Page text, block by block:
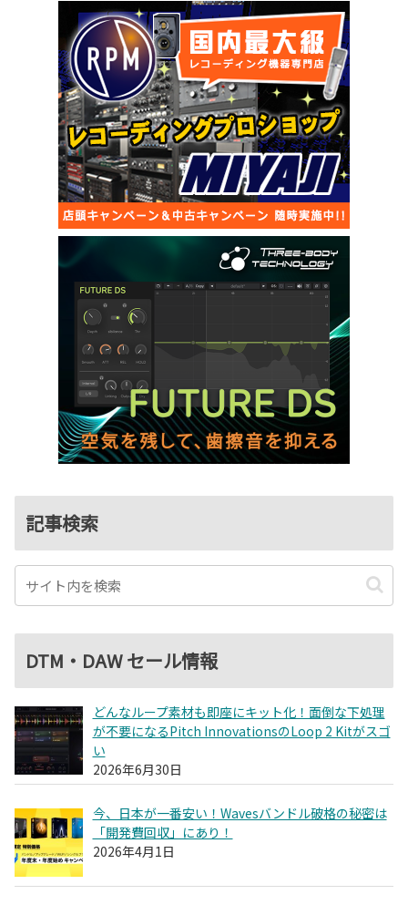
記事検索
DTM・DAW セール情報
どんなループ素材も即座にキット化！面倒な下処理
が不要になるPitch InnovationsのLoop 2 Kitがスゴ
い
2026年6月30日
今、日本が一番安い！Wavesバンドル破格の秘密は
「開発費回収」にあり！
2026年4月1日